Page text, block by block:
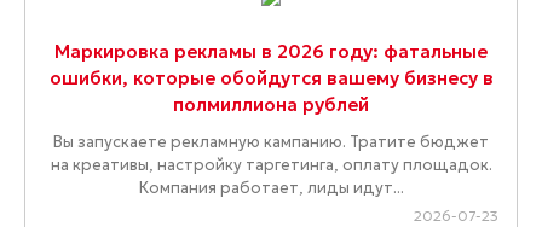
Маркировка рекламы в 2026 году: фатальные
ошибки, которые обойдутся вашему бизнесу в
полмиллиона рублей
Вы запускаете рекламную кампанию. Тратите бюджет
на креативы, настройку таргетинга, оплату площадок.
Компания работает, лиды идут...
2026-07-23